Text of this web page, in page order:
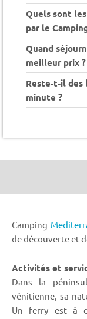
Quels sont
par le
Quand
meilleur prix ?
Reste-t-il des
minute ?
Camping
de découverte et
Activités et
Dans la
vénitienne, sa
Un ferry est à